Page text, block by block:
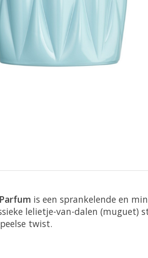
is een sprankelende en
lelietje-van-dalen
twist.